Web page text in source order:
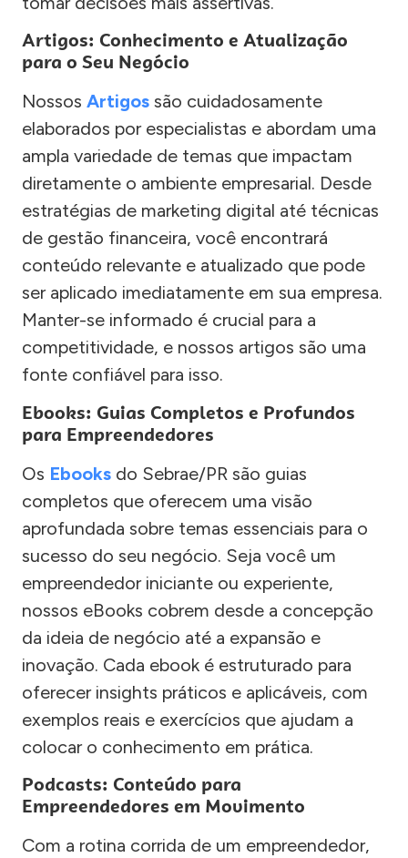
Artigos: Conhecimento e Atualização
para o Seu Negócio
Nossos Artigos são cuidadosamente
elaborados por especialistas e abordam uma
ampla variedade de temas que impactam
diretamente o ambiente empresarial. Desde
estratégias de marketing digital até técnicas
de gestão financeira, você encontrará
conteúdo relevante e atualizado que pode
ser aplicado imediatamente em sua empresa.
Manter-se informado é crucial para a
competitividade, e nossos artigos são uma
fonte confiável para isso.
Ebooks: Guias Completos e Profundos
para Empreendedores
Os Ebooks do Sebrae/PR são guias
completos que oferecem uma visão
aprofundada sobre temas essenciais para o
sucesso do seu negócio. Seja você um
empreendedor iniciante ou experiente,
nossos eBooks cobrem desde a concepção
da ideia de negócio até a expansão e
inovação. Cada ebook é estruturado para
oferecer insights práticos e aplicáveis, com
exemplos reais e exercícios que ajudam a
colocar o conhecimento em prática.
Podcasts: Conteúdo para
Empreendedores em Movimento
Com a rotina corrida de um empreendedor,